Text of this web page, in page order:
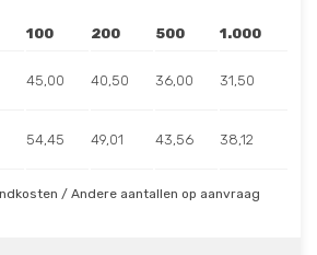
100 200 500 1.000
45,00 40,50 36,00 31,50
54,45 49,01 43,56 38,12
/ Andere aantallen op aanvraag